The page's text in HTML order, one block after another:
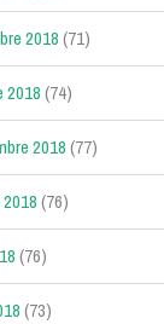
2018(71)
2018(74)
2018(77)
(76)
(76)
(73)